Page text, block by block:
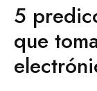
5
que